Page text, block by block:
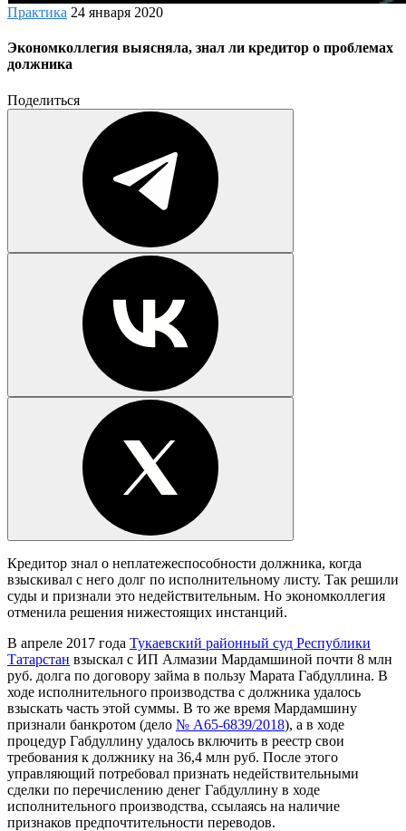
Практика 24 января 2020
Экономколлегия выясняла, знал ли кредитор о проблемах
должника
Поделиться
Кредитор знал о неплатежеспособности должника, когда
взыскивал с него долг по исполнительному листу. Так решили
суды и признали это недействительным. Но экономколлегия
отменила решения нижестоящих инстанций.
В апреле 2017 года Тукаевский районный суд Республики
Татарстан взыскал с ИП Алмазии Мардамшиной почти 8 млн
руб. долга по договору займа в пользу Марата Габдуллина. В
ходе исполнительного производства с должника удалось
взыскать часть этой суммы. В то же время Мардамшину
признали банкротом (дело № А65-6839/2018), а в ходе
процедур Габдуллину удалось включить в реестр свои
требования к должнику на 36,4 млн руб. После этого
управляющий потребовал признать недействительными
сделки по перечислению денег Габдуллину в ходе
исполнительного производства, ссылаясь на наличие
признаков предпочтительности переводов.